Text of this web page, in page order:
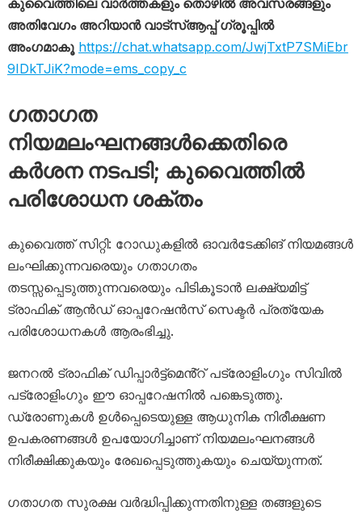
കുവൈത്തിലെ വാർത്തകളും തൊഴിൽ അവസരങ്ങളും
അതിവേഗം അറിയാൻ വാട്സ്ആപ്പ് ഗ്രൂപ്പിൽ
അംഗമാകൂ https://chat.whatsapp.com/JwjTxtP7SMiEbr
9IDkTJiK?mode=ems_copy_c
ഗതാഗത
നിയമലംഘനങ്ങൾക്കെതിരെ
കർശന നടപടി; കുവൈത്തിൽ
പരിശോധന ശക്തം
കുവൈത്ത് സിറ്റി: റോഡുകളിൽ ഓവർടേക്കിങ് നിയമങ്ങൾ
ലംഘിക്കുന്നവരെയും ഗതാഗതം
തടസ്സപ്പെടുത്തുന്നവരെയും പിടികൂടാൻ ലക്ഷ്യമിട്ട്
ട്രാഫിക് ആൻഡ് ഓപ്പറേഷൻസ് സെക്ടർ പ്രത്യേക
പരിശോധനകൾ ആരംഭിച്ചു.
ജനറൽ ട്രാഫിക് ഡിപ്പാർട്ട്‌മെൻ്റ് പട്രോളിംഗും സിവിൽ
പട്രോളിംഗും ഈ ഓപ്പറേഷനിൽ പങ്കെടുത്തു.
ഡ്രോണുകൾ ഉൾപ്പെടെയുള്ള ആധുനിക നിരീക്ഷണ
ഉപകരണങ്ങൾ ഉപയോഗിച്ചാണ് നിയമലംഘനങ്ങൾ
നിരീക്ഷിക്കുകയും രേഖപ്പെടുത്തുകയും ചെയ്യുന്നത്.
ഗതാഗത സുരക്ഷ വർദ്ധിപ്പിക്കുന്നതിനുള്ള തങ്ങളുടെ